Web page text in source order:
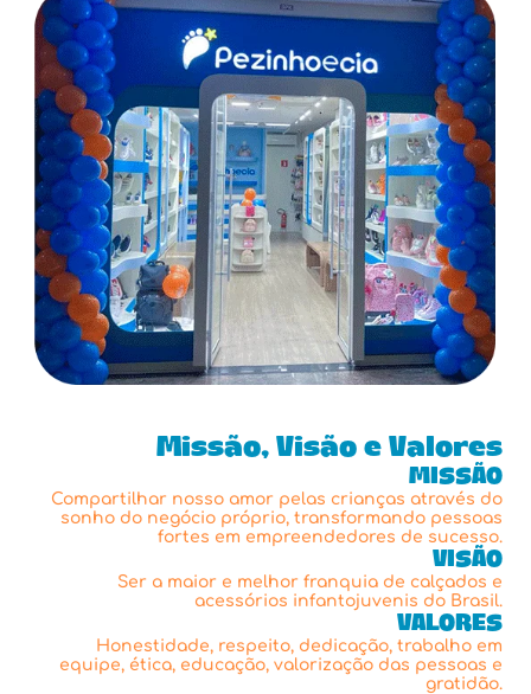
Missão, Visão e Valores
MISSÃO
Compartilhar nosso amor pelas crianças através do
sonho do negócio próprio, transformando pessoas
fortes em empreendedores de sucesso.
VISÃO
Ser a maior e melhor franquia de calçados e
acessórios infantojuvenis do Brasil.
VALORES
Honestidade, respeito, dedicação, trabalho em
equipe, ética, educação, valorização das pessoas e
gratidão.